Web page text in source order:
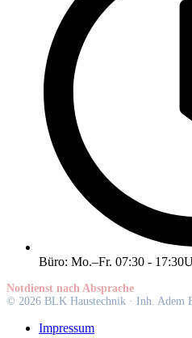
Büro: Mo.–Fr. 07:30 -
Notdienst nach Absprache
© 2026 BLK Haustechnik · Inh. Adem
Impressum